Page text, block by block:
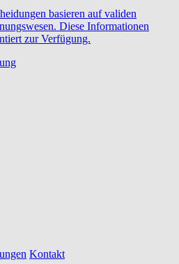
basieren auf validen
Diese Informationen
zur Verfügung.
Kontakt